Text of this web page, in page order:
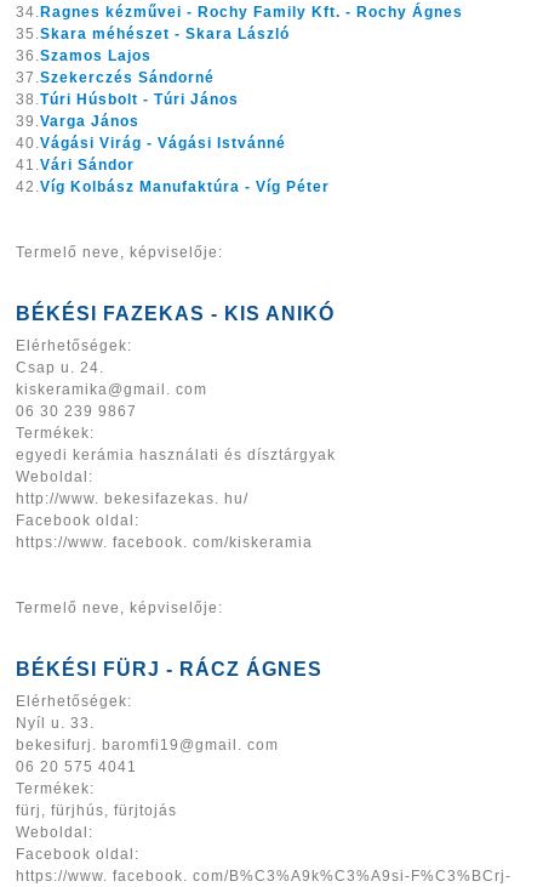
34.Ragnes kézművei - Rochy Family Kft. - Rochy Ágnes
35.Skara méhészet - Skara László
36.Szamos Lajos
37.Szekerczés Sándorné
38.Túri Húsbolt - Túri János
39.Varga János
40.Vágási Virág - Vágási Istvánné
41.Vári Sándor
42.Víg Kolbász Manufaktúra - Víg Péter
Termelő neve, képviselője:
BÉKÉSI FAZEKAS - KIS ANIKÓ
Elérhetőségek:
Csap u. 24.
kiskeramika@gmail. com
06 30 239 9867
Termékek:
egyedi kerámia használati és dísztárgyak
Weboldal:
http://www. bekesifazekas. hu/
Facebook oldal:
https://www. facebook. com/kiskeramia
Termelő neve, képviselője:
BÉKÉSI FÜRJ - RÁCZ ÁGNES
Elérhetőségek:
Nyíl u. 33.
bekesifurj. baromfi19@gmail. com
06 20 575 4041
Termékek:
fürj, fürjhús, fürjtojás
Weboldal:
Facebook oldal:
https://www. facebook. com/B%C3%A9k%C3%A9si-F%C3%BCrj-